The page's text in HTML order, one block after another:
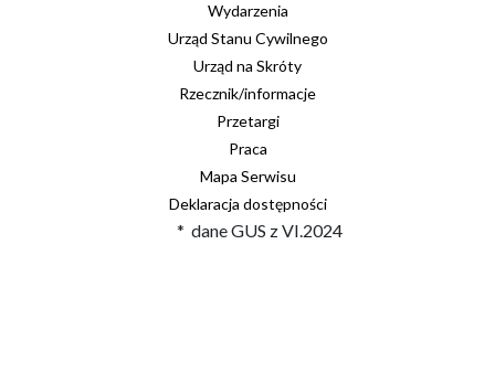
Wydarzenia
Urząd Stanu Cywilnego
Urząd na Skróty
Rzecznik/informacje
Przetargi
Praca
Mapa Serwisu
Deklaracja dostępności
* dane GUS z VI.2024